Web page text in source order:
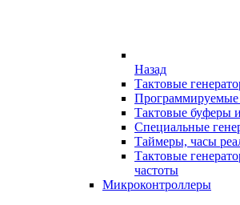
Назад
Тактовые
Тактовые буферы
Специальные
Таймеры, часы
Тактовые
частоты
Микроконтроллеры